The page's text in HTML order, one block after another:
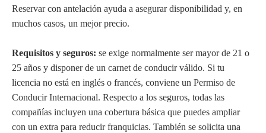
Reservar con antelación ayuda a asegurar disponibilidad y, en
muchos casos, un mejor precio.
Requisitos y seguros: se exige normalmente ser mayor de 21 o
25 años y disponer de un carnet de conducir válido. Si tu
licencia no está en inglés o francés, conviene un Permiso de
Conducir Internacional. Respecto a los seguros, todas las
compañías incluyen una cobertura básica que puedes ampliar
con un extra para reducir franquicias. También se solicita una